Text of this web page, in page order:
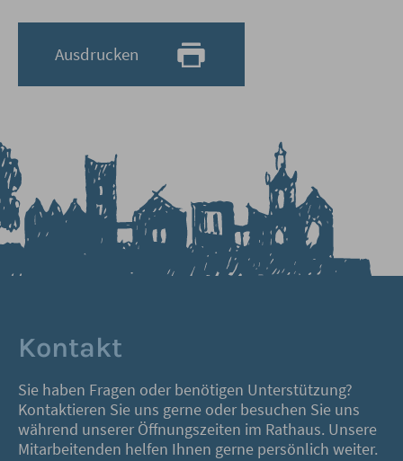
Ausdrucken
Kontakt
Sie haben Fragen oder benötigen Unterstützung?
Kontaktieren Sie uns gerne oder besuchen Sie uns
während unserer Öffnungszeiten im Rathaus. Unsere
Mitarbeitenden helfen Ihnen gerne persönlich weiter.